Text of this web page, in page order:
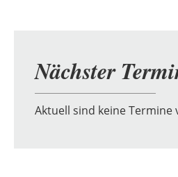
Nächster
Aktuell sind keine Termine